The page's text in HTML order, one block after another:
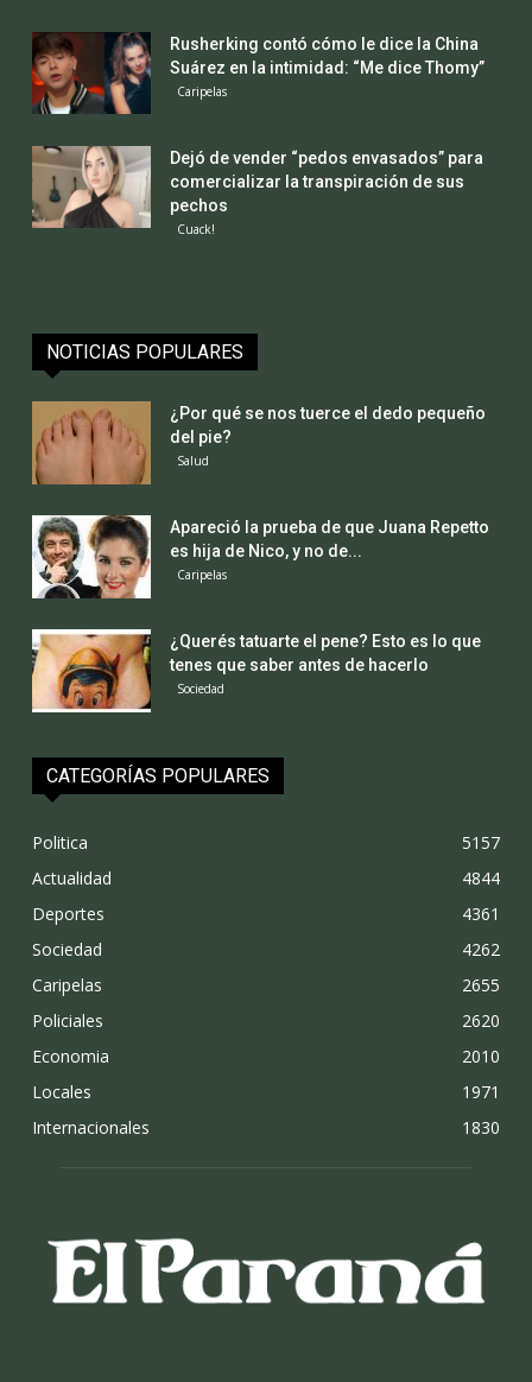
Rusherking contó cómo le dice la China
Suárez en la intimidad: “Me dice Thomy”
Caripelas
Dejó de vender “pedos envasados” para
comercializar la transpiración de sus
pechos
Cuack!
NOTICIAS POPULARES
¿Por qué se nos tuerce el dedo pequeño
del pie?
Salud
Apareció la prueba de que Juana Repetto
es hija de Nico, y no de...
Caripelas
¿Querés tatuarte el pene? Esto es lo que
tenes que saber antes de hacerlo
Sociedad
CATEGORÍAS POPULARES
Politica
5157
Actualidad
4844
Deportes
4361
Sociedad
4262
Caripelas
2655
Policiales
2620
Economia
2010
Locales
1971
Internacionales
1830